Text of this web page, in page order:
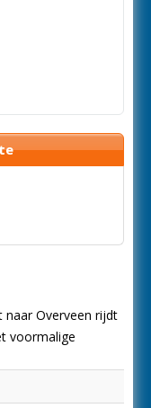
naar Overveen rijdt
voormalige